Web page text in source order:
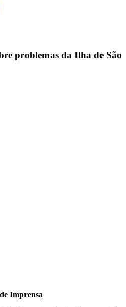
problemas da Ilha de São
Imprensa